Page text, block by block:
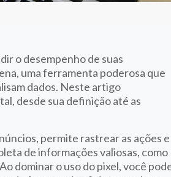
o desempenho de suas
uma ferramenta poderosa que
dados. Neste artigo
desde sua definição até as
permite rastrear as ações e
de informações valiosas, como
dominar o uso do pixel, você